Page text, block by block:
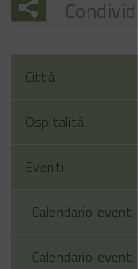
Condividi
Città
Ospitalità
Eventi
Calendario
Calendario